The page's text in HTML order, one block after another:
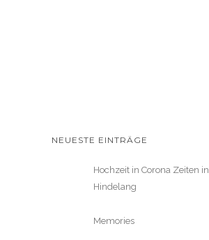
NEUESTE EINTRÄGE
Hochzeit in Corona Zeiten
Hindelang
Memories